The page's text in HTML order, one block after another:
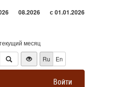
08.2026 с 01.01.2026
месяц
Ru
En
Войти